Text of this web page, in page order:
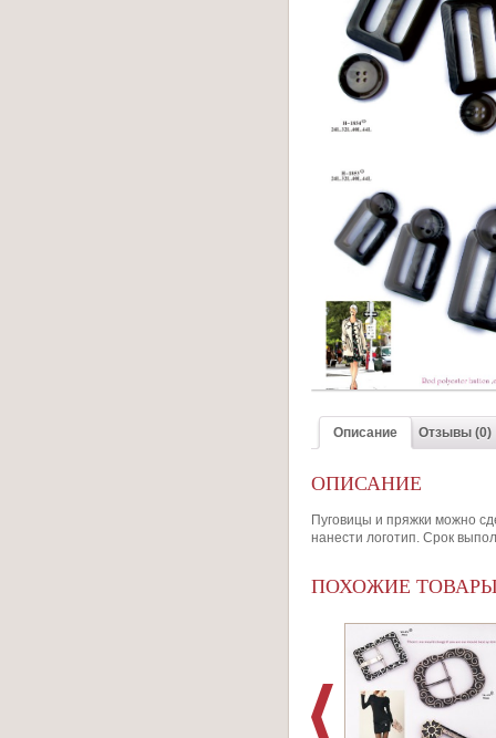
Описание Отзывы (0)
ОПИСАНИЕ
Пуговицы и пряжки можно
нанести логотип. Срок
ПОХОЖИЕ